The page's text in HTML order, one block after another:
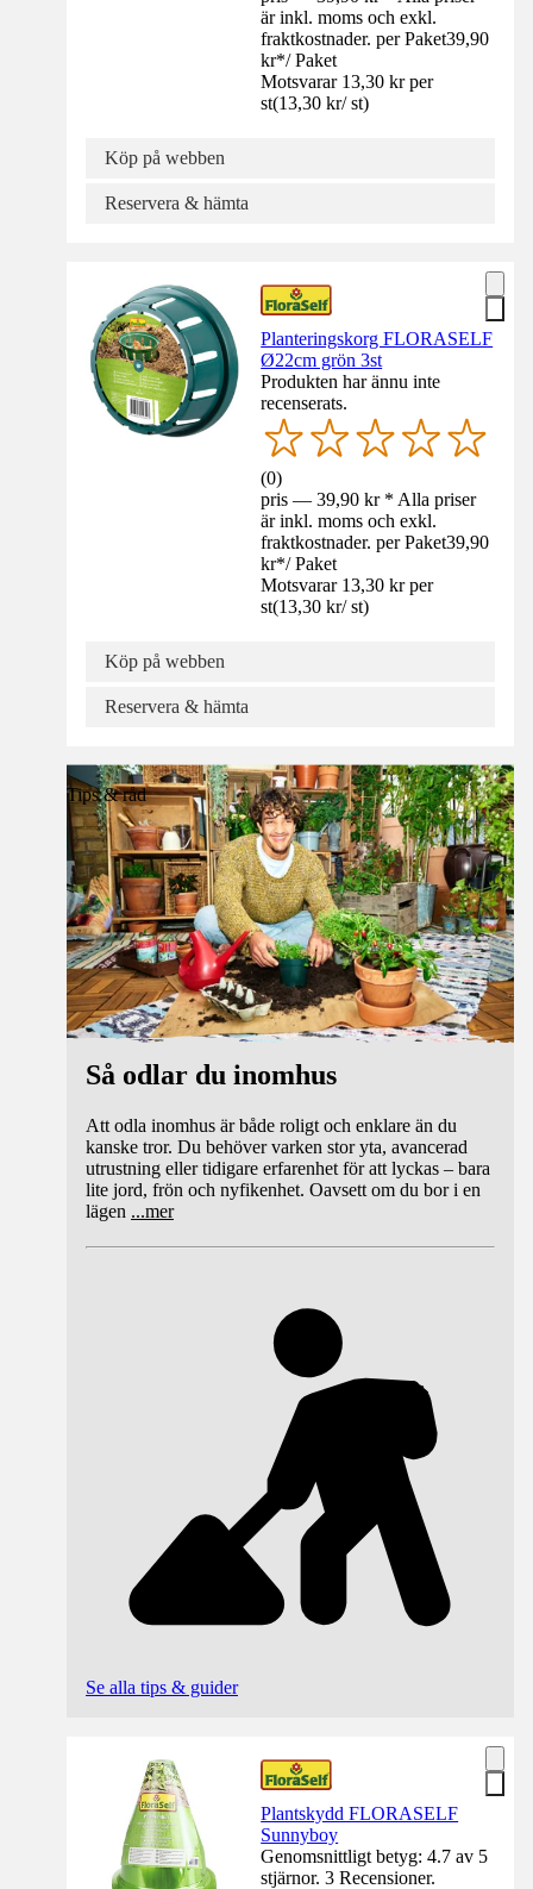
är inkl. moms och exkl.
fraktkostnader. per Paket39,90
kr*/ Paket
Motsvarar 13,30 kr per
st(13,30 kr/ st)
Köp på webben
Reservera & hämta
Planteringskorg FLORASELF
Ø22cm grön 3st
Produkten har ännu inte
recenserats.
(0)
pris — 39,90 kr * Alla priser
är inkl. moms och exkl.
fraktkostnader. per Paket39,90
kr*/ Paket
Motsvarar 13,30 kr per
st(13,30 kr/ st)
Köp på webben
Reservera & hämta
Tips & råd
Så odlar du inomhus
Att odla inomhus är både roligt och enklare än du
kanske tror. Du behöver varken stor yta, avancerad
utrustning eller tidigare erfarenhet för att lyckas – bara
lite jord, frön och nyfikenhet. Oavsett om du bor i en
lägen ...mer
Se alla tips & guider
Plantskydd FLORASELF
Sunnyboy
Genomsnittligt betyg: 4.7 av 5
stjärnor. 3 Recensioner.